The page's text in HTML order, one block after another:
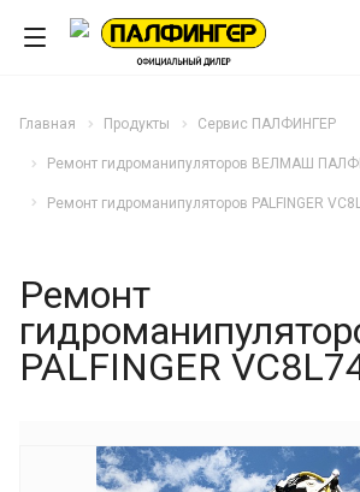
Главная Продукты Cервис ПАЛФИНГЕР
Ремонт гидроманипуляторов ВЕЛМАШ
Ремонт гидроманипуляторов PALFINGER
Ремонт
PALFINGER